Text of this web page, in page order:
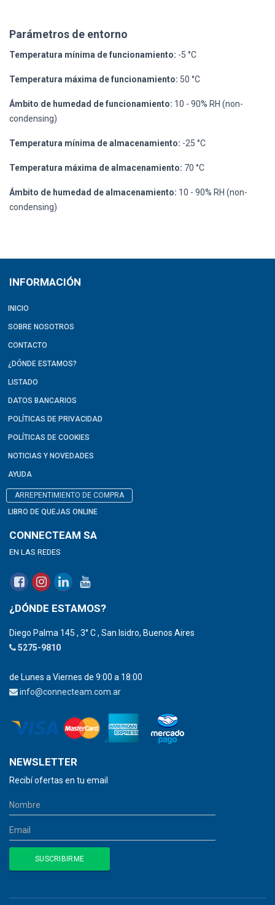
Parámetros de entorno
Temperatura mínima de funcionamiento: -5 °C
Temperatura máxima de funcionamiento: 50 °C
Ámbito de humedad de funcionamiento: 10 - 90% RH (non-
condensing)
Temperatura mínima de almacenamiento: -25 °C
Temperatura máxima de almacenamiento: 70 °C
Ámbito de humedad de almacenamiento: 10 - 90% RH (non-
condensing)
INFORMACIÓN
INICIO
SOBRE NOSOTROS
CONTACTO
¿DÓNDE ESTAMOS?
LISTADO
DATOS BANCARIOS
POLÍTICAS DE PRIVACIDAD
POLÍTICAS DE COOKIES
NOTICIAS Y NOVEDADES
AYUDA
ARREPENTIMIENTO DE COMPRA
LIBRO DE QUEJAS ONLINE
CONNECTEAM SA
EN LAS REDES
¿DÓNDE ESTAMOS?
Diego Palma 145 , 3° C , San Isidro, Buenos Aires
5275-9810
de Lunes a Viernes de 9:00 a 18:00
info@connecteam.com.ar
NEWSLETTER
Recibí ofertas en tu email